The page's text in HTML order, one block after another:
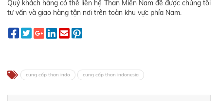
Quý khách hàng có thể liên hệ Than Miền Nam để được chúng tôi
tư vấn và giao hàng tận nơi trên toàn khu vực phía Nam.
cung cấp than indo cung cấp than indonesia